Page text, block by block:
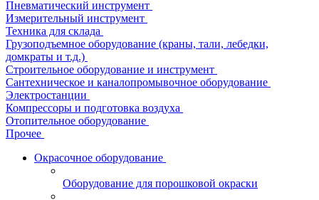
Пневматический инструмент
Измерительный инструмент
Техника для склада
Грузоподъемное оборудование (краны, тали, лебедки,
домкраты и т.д.)
Строительное оборудование и инструмент
Сантехническое и каналопромывочное оборудование
Электростанции
Компрессоры и подготовка воздуха
Отопительное оборудование
Прочее
Окрасочное оборудование
Оборудование для порошковой окраски